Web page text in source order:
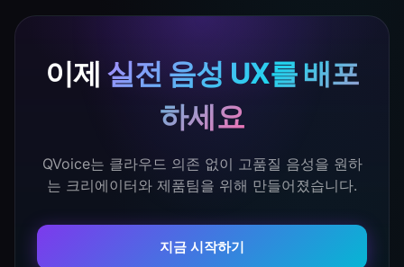
이제 실전 음성 UX를 배포
하세요
QVoice는 클라우드 의존 없이 고품질 음성을 원하
는 크리에이터와 제품팀을 위해 만들어졌습니다.
지금 시작하기